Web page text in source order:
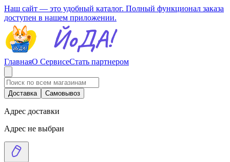
Наш сайт — это удобный каталог. Полный функционал заказа
доступен в нашем приложении.
ГлавнаяО СервисеСтать партнером
Доставка Самовывоз
Адрес доставки
Адрес не выбран